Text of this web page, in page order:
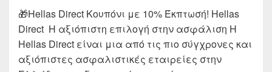
🎁Hellas Direct Κουπόνι με 10% Έκπτωσή! Hellas
Direct Η αξιόπιστη επιλογή στην ασφάλιση Η
Hellas Direct είναι μια από τις πιο σύγχρονες και
αξιόπιστες ασφαλιστικές εταιρείες στην